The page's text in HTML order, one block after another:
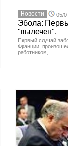
Новости 05/
Эбола:
"вылечен".
Первый случай
Франции,
работником,